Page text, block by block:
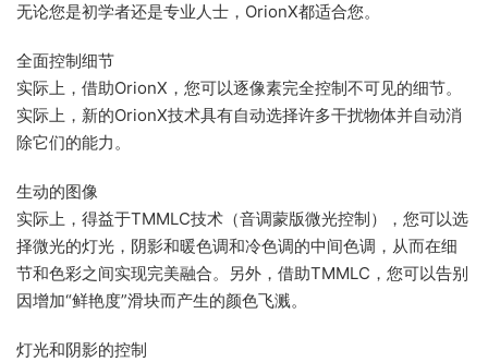
无论您是初学者还是专业人士，OrionX都适合您。
全面控制细节
实际上，借助OrionX，您可以逐像素完全控制不可见的细节。
实际上，新的OrionX技术具有自动选择许多干扰物体并自动消
除它们的能力。
生动的图像
实际上，得益于TMMLC技术（音调蒙版微光控制），您可以选
择微光的灯光，阴影和暖色调和冷色调的中间色调，从而在细
节和色彩之间实现完美融合。另外，借助TMMLC，您可以告别
因增加“鲜艳度”滑块而产生的颜色飞溅。
灯光和阴影的控制